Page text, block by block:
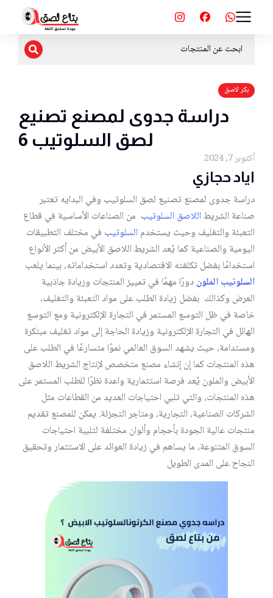
بكر لاصق
دراسة جدوى لمصنع تصنيع
لصق السلوتيب 6
أكتوبر 7, 2024
اياد حجازي
دراسة جدوى لمصنع تصنيع لصق السلوتيب وفي البدايه تعتبر
صناعة الشريطاللاصق السلوتيب من الصناعات الأساسية في قطاع
التعبئة والتغليف وحيث يستخدم السلوتيب في مختلف التطبيقات
اليومية والصناعية كما يُعد الشريط اللاصق الأبيض من أكثر الأنواع
استخدامًا بفضل تكلفته الاقتصادية وتعدد استخداماته، بينما يلعب
السلوتيب الملوندورًا مهمًا في تمييز المنتجات وزيادة جاذبية
العرض وكذالك بفضل زيادة الطلب على مواد التعبئة والتغليف،
خاصة في ظل التوسع المستمر في التجارة الإلكترونية ومع التوسع
الهائل في التجارة الإلكترونية وزيادة الحاجة إلى مواد تغليف مبتكرة
ومستدامة، حيث يشهد السوق العالمي نموًا متسارعًا في الطلب على
هذه المنتجات كما إن إنشاء مصنع متخصص لإنتاج الشريط اللاصق
الأبيض والملون يُعد فرصة استثمارية واعدة نظرًا للطلب المستمر على
هذه المنتجات، والتي تلبي احتياجات العديد من القطاعات مثل
الشركات الصناعية، التجارية، ومتاجر التجزئة. يمكن للمصنع تقديم
منتجات عالية الجودة بأحجام وألوان مختلفة لتلبية احتياجات
السوق المتنوعة، ما يساهم في زيادة العوائد على الاستثمار وتحقيق
النجاح على المدى الطويل